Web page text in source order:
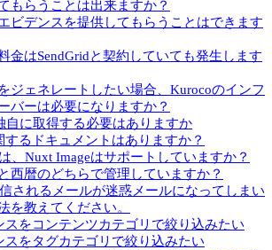
もらうことは出来ますか？
ビデンスを提供してもらうことはできます
金はSendGridと契約していても発生します
ジェネレートしたい場合、Kurocoのインフ
バーは必要になりますか？
自に取得する必要はありますか
するドキュメントはありますか？
、Nuxt Imageはサポートしていますか？
西暦のどちらで管理していますか？
されるメールが迷惑メールになってしまい
を教えてください。
スをコンテンツカテゴリで絞り込みたい
スをタグカテゴリで絞り込みたい